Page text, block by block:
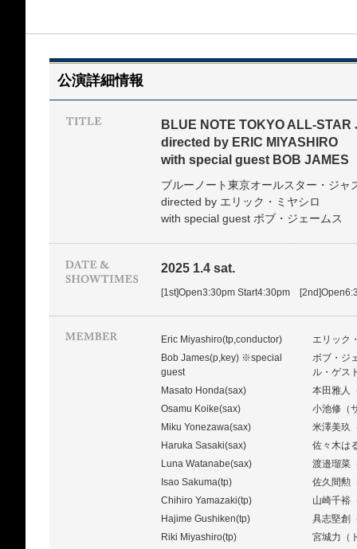
公演詳細情報
BLUE NOTE TOKYO ALL-
directed by ERIC MIYASHIRO
with special guest BOB JAMES
ブルーノート東京オールスター・ジャ
directed by エリック・ミヤシロ
with special guest ボブ・ジェームス
2025 1.4 sat.
[1st]Open3:30pm Start4:30pm
Eric Miyashiro(tp,conductor)
エリック
Bob James(p,key) ※special
guest
ボブ・ジ
ル・ゲス
Masato Honda(sax)
本田雅人
Osamu Koike(sax)
小池修（
Miku Yonezawa(sax)
米澤美玖
Haruka Sasaki(sax)
佐々木は
Luna Watanabe(sax)
渡邉瑠菜
Isao Sakuma(tp)
佐久間勲
Chihiro Yamazaki(tp)
山崎千裕
Hajime Gushiken(tp)
具志堅創
Riki Miyashiro(tp)
宮城力（